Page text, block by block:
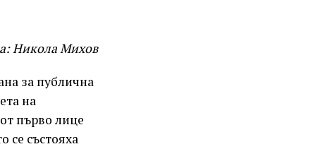
Никола Михов
за публична
на
първо лице
се състояха